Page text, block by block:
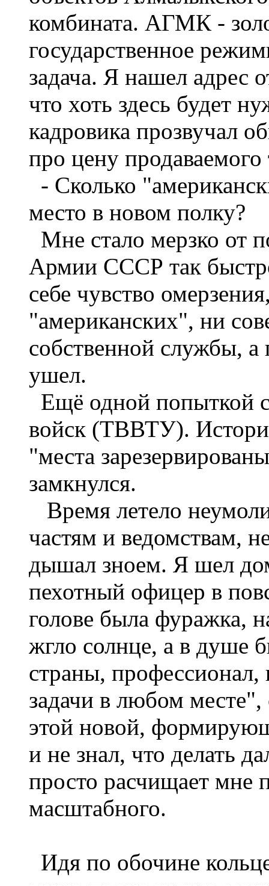
комбината. АГМК -
государственное
задача. Я нашел адрес
что хоть здесь будет
кадровика прозвучал
про цену
- Сколько
место в новом полку?
Мне стало мерзко от
Армии СССР так
себе чувство
"американских", ни
собственной службы, а
ушел.
Ещё одной попыткой
войск (ТВВТУ).
"места
замкнулся.
Время летело
частям и ведомствам,
дышал зноем. Я шел
пехотный офицер в
голове была фуражка,
жгло солнце, а в душе
страны,
задачи в любом
этой новой,
и не знал, что делать
просто расчищает мне
масштабного.
Идя по обочине